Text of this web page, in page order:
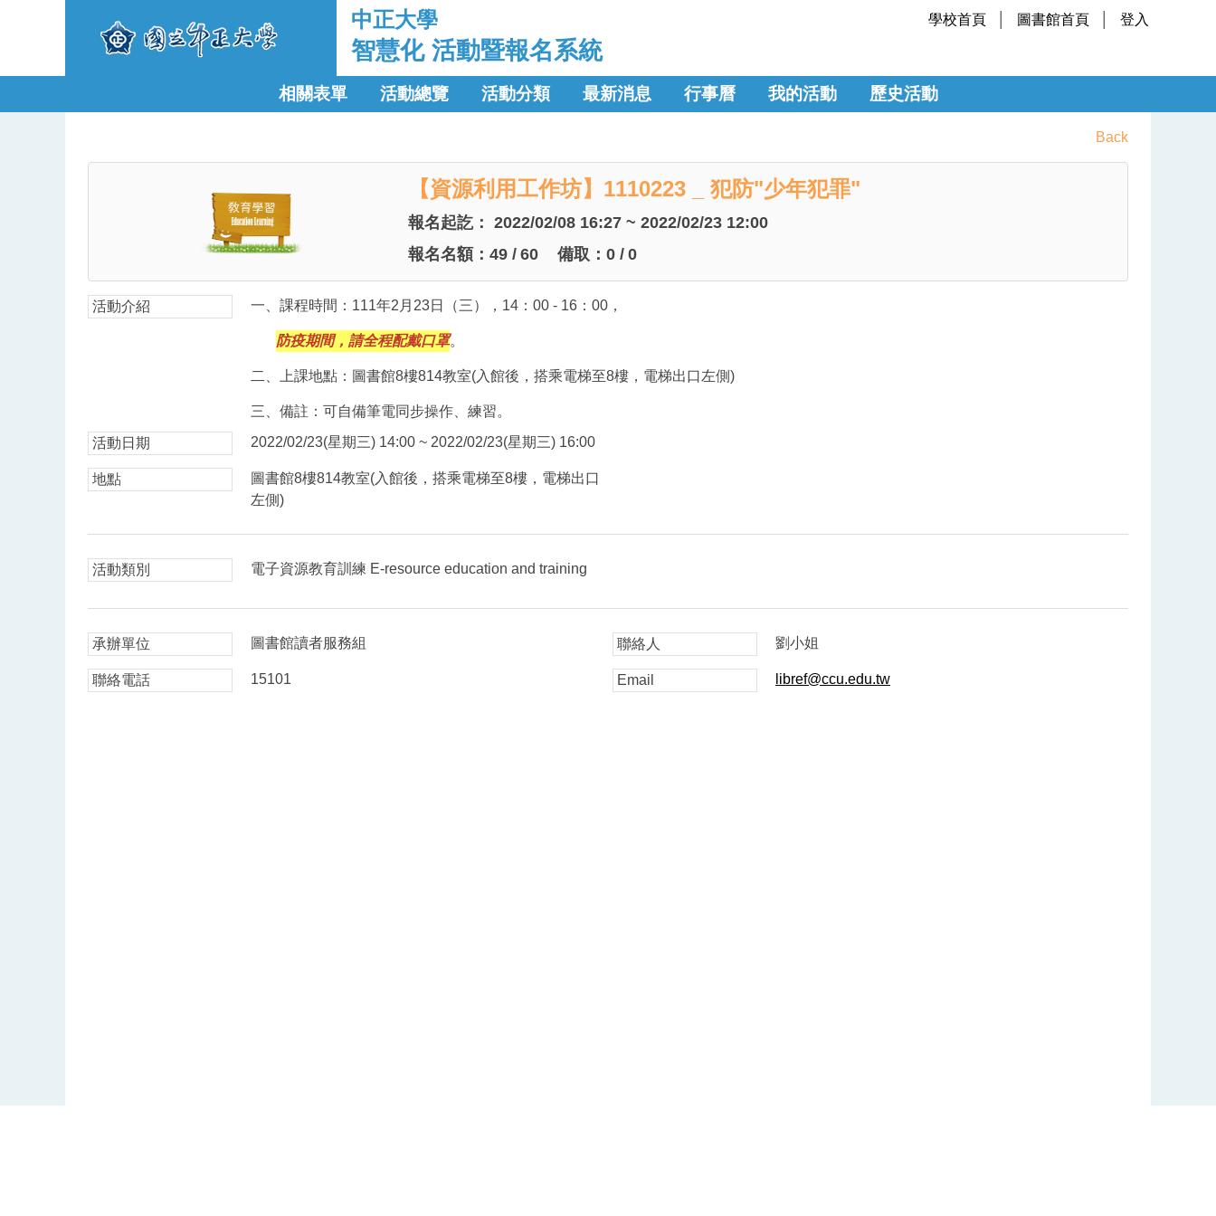
中正大學 學校首頁 圖書館首頁 登入
智慧化 活動暨報名系統
相關表單 活動總覽 活動分類 最新消息 行事曆 我的活動 歷史活動
Back
【資源利用工作坊】1110223 _ 犯防"少年犯罪"
報名起訖：2022/02/08 16:27 ~ 2022/02/23 12:00
報名名額：49 / 60 備取：0 / 0
活動介紹 一、課程時間：111年2月23日（三），14：00 - 16：00，
防疫期間，請全程配戴口罩。
二、上課地點：圖書館8樓814教室(入館後，搭乘電梯至8樓，電梯出口左側)
三、備註：可自備筆電同步操作、練習。
活動日期 2022/02/23(星期三) 14:00 ~ 2022/02/23(星期三) 16:00
地點
圖書館8樓814教室(入館後，搭乘電梯至8樓，電梯出口
左側)
活動類別 電子資源教育訓練 E-resource education and training
承辦單位 圖書館讀者服務組 聯絡人 劉小姐
聯絡電話 15101 Email libref@ccu.edu.tw